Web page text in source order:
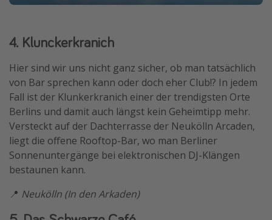
4. Klunckerkranich
Hier sind wir uns nicht ganz sicher, ob man tatsächlich
von Bar sprechen kann oder doch eher Club!? In jedem
Fall ist der Klunkerkranich einer der trendigsten Orte
Berlins und damit auch längst kein Geheimtipp mehr.
Versteckt auf der Dachterrasse der Neukölln Arcaden,
liegt die offene Rooftop-Bar, wo man Berliner
Sonnenuntergänge bei elektronischen DJ-Klängen
bestaunen kann.
📍 Neukölln (In den Arkaden)